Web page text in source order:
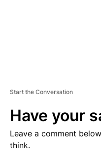
Start the Conversation
Have your
Leave a comment
think.